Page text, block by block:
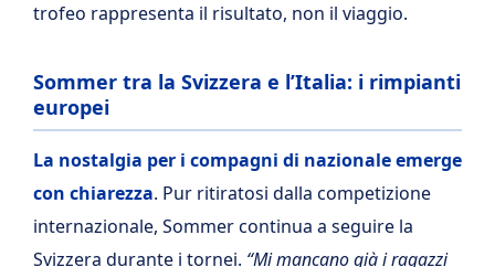
trofeo rappresenta il risultato, non il viaggio.
Sommer tra la Svizzera e l’Italia: i rimpianti
europei
La nostalgia per i compagni di nazionale emerge
con chiarezza. Pur ritiratosi dalla competizione
internazionale, Sommer continua a seguire la
Svizzera durante i tornei. “Mi mancano già i ragazzi